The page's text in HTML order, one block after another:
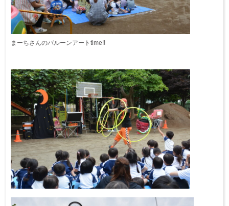
まーちさんのバルーンアートtime!!